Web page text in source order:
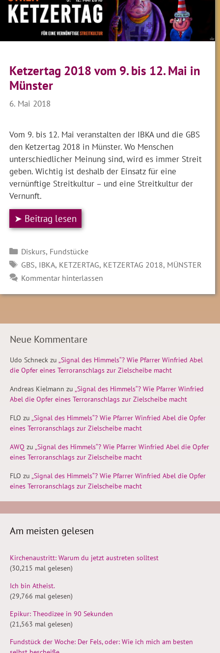
Ketzertag 2018 vom 9. bis 12. Mai in
Münster
6. Mai 2018
Vom 9. bis 12. Mai veranstalten der IBKA und die GBS
den Ketzertag 2018 in Münster. Wo Menschen
unterschiedlicher Meinung sind, wird es immer Streit
geben. Wichtig ist deshalb der Einsatz für eine
vernünftige Streitkultur – und eine Streitkultur der
Vernunft.
➤ Beitrag lesen
Kategorien
Diskurs, Fundstücke
SCHLAGWÖRTER
GBS, IBKA, KETZERTAG, KETZERTAG 2018, MÜNSTER
Kommentar hinterlassen
Neue Kommentare
Udo Schneck zu „Signal des Himmels“? Wie Pfarrer Winfried Abel
die Opfer eines Terroranschlags zur Zielscheibe macht
Andreas Kielmann zu „Signal des Himmels“? Wie Pfarrer Winfried
Abel die Opfer eines Terroranschlags zur Zielscheibe macht
FLO zu „Signal des Himmels“? Wie Pfarrer Winfried Abel die Opfer
eines Terroranschlags zur Zielscheibe macht
AWQ zu „Signal des Himmels“? Wie Pfarrer Winfried Abel die Opfer
eines Terroranschlags zur Zielscheibe macht
FLO zu „Signal des Himmels“? Wie Pfarrer Winfried Abel die Opfer
eines Terroranschlags zur Zielscheibe macht
Am meisten gelesen
Kirchenaustritt: Warum du jetzt austreten solltest
(30,215 mal gelesen)
Ich bin Atheist.
(29,766 mal gelesen)
Epikur: Theodizee in 90 Sekunden
(21,563 mal gelesen)
Fundstück der Woche: Der Fels, oder: Wie ich mich am besten